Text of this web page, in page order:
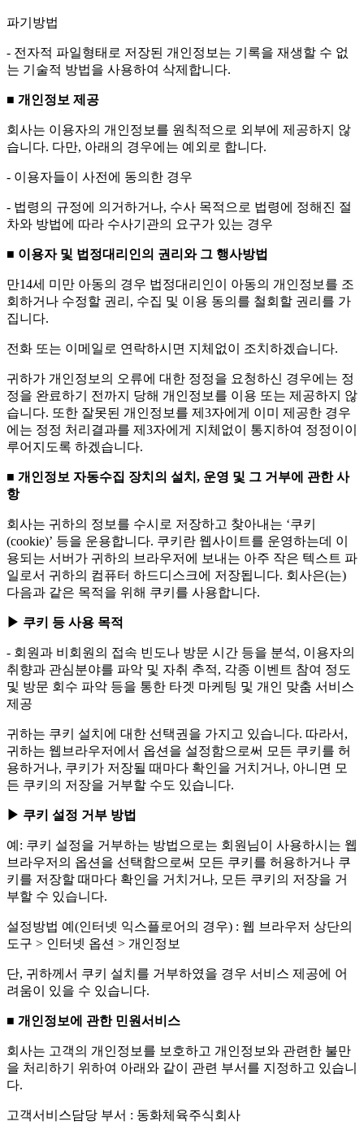
파기방법
- 전자적 파일형태로 저장된 개인정보는 기록을 재생할 수 없
는 기술적 방법을 사용하여 삭제합니다.
■ 개인정보 제공
회사는 이용자의 개인정보를 원칙적으로 외부에 제공하지 않
습니다. 다만, 아래의 경우에는 예외로 합니다.
- 이용자들이 사전에 동의한 경우
- 법령의 규정에 의거하거나, 수사 목적으로 법령에 정해진 절
차와 방법에 따라 수사기관의 요구가 있는 경우
■ 이용자 및 법정대리인의 권리와 그 행사방법
만14세 미만 아동의 경우 법정대리인이 아동의 개인정보를 조
회하거나 수정할 권리, 수집 및 이용 동의를 철회할 권리를 가
집니다.
전화 또는 이메일로 연락하시면 지체없이 조치하겠습니다.
귀하가 개인정보의 오류에 대한 정정을 요청하신 경우에는 정
정을 완료하기 전까지 당해 개인정보를 이용 또는 제공하지 않
습니다. 또한 잘못된 개인정보를 제3자에게 이미 제공한 경우
에는 정정 처리결과를 제3자에게 지체없이 통지하여 정정이이
루어지도록 하겠습니다.
■ 개인정보 자동수집 장치의 설치, 운영 및 그 거부에 관한 사
항
회사는 귀하의 정보를 수시로 저장하고 찾아내는 ‘쿠키
(cookie)’ 등을 운용합니다. 쿠키란 웹사이트를 운영하는데 이
용되는 서버가 귀하의 브라우저에 보내는 아주 작은 텍스트 파
일로서 귀하의 컴퓨터 하드디스크에 저장됩니다. 회사은(는)
다음과 같은 목적을 위해 쿠키를 사용합니다.
▶ 쿠키 등 사용 목적
- 회원과 비회원의 접속 빈도나 방문 시간 등을 분석, 이용자의
취향과 관심분야를 파악 및 자취 추적, 각종 이벤트 참여 정도
및 방문 회수 파악 등을 통한 타겟 마케팅 및 개인 맞춤 서비스
제공
귀하는 쿠키 설치에 대한 선택권을 가지고 있습니다. 따라서,
귀하는 웹브라우저에서 옵션을 설정함으로써 모든 쿠키를 허
용하거나, 쿠키가 저장될 때마다 확인을 거치거나, 아니면 모
든 쿠키의 저장을 거부할 수도 있습니다.
▶ 쿠키 설정 거부 방법
예: 쿠키 설정을 거부하는 방법으로는 회원님이 사용하시는 웹
브라우저의 옵션을 선택함으로써 모든 쿠키를 허용하거나 쿠
키를 저장할 때마다 확인을 거치거나, 모든 쿠키의 저장을 거
부할 수 있습니다.
설정방법 예(인터넷 익스플로어의 경우) : 웹 브라우저 상단의
도구 > 인터넷 옵션 > 개인정보
단, 귀하께서 쿠키 설치를 거부하였을 경우 서비스 제공에 어
려움이 있을 수 있습니다.
■ 개인정보에 관한 민원서비스
회사는 고객의 개인정보를 보호하고 개인정보와 관련한 불만
을 처리하기 위하여 아래와 같이 관련 부서를 지정하고 있습니
다.
고객서비스담당 부서 : 동화체육주식회사